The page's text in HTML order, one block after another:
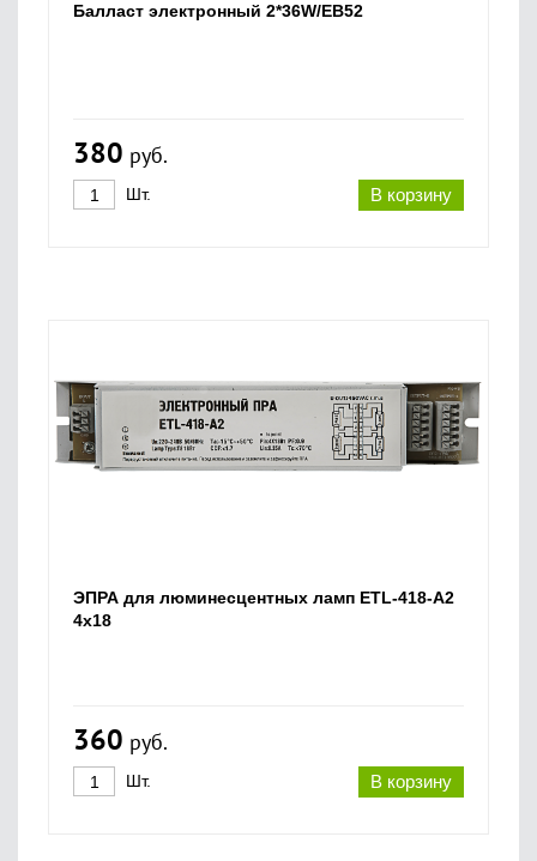
Балласт электронный 2*36W/EB52
380 руб.
В корзину
Шт.
ЭПРА для люминесцентных ламп ETL-418-А2
4х18
360 руб.
В корзину
Шт.